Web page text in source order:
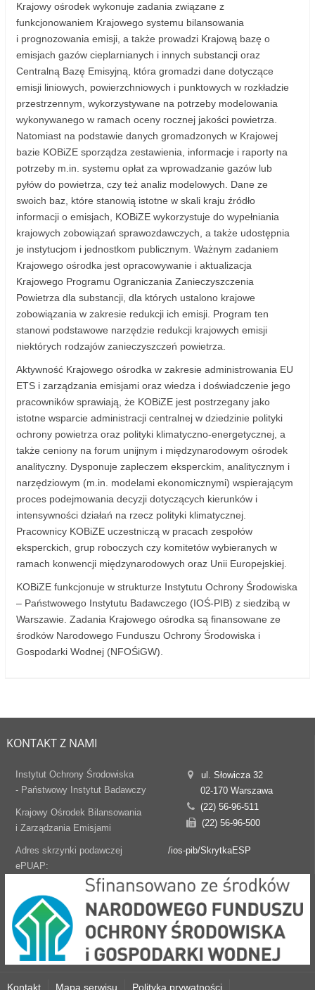
Krajowy ośrodek wykonuje zadania związane z
funkcjonowaniem Krajowego systemu bilansowania
i prognozowania emisji, a także prowadzi Krajową bazę o
emisjach gazów cieplarnianych i innych substancji oraz
Centralną Bazę Emisyjną, która gromadzi dane dotyczące
emisji liniowych, powierzchniowych i punktowych w rozkładzie
przestrzennym, wykorzystywane na potrzeby modelowania
wykonywanego w ramach oceny rocznej jakości powietrza.
Natomiast na podstawie danych gromadzonych w Krajowej
bazie KOBiZE sporządza zestawienia, informacje i raporty na
potrzeby m.in. systemu opłat za wprowadzanie gazów lub
pyłów do powietrza, czy też analiz modelowych. Dane ze
swoich baz, które stanowią istotne w skali kraju źródło
informacji o emisjach, KOBiZE wykorzystuje do wypełniania
krajowych zobowiązań sprawozdawczych, a także udostępnia
je instytucjom i jednostkom publicznym. Ważnym zadaniem
Krajowego ośrodka jest opracowywanie i aktualizacja
Krajowego Programu Ograniczania Zanieczyszczenia
Powietrza dla substancji, dla których ustalono krajowe
zobowiązania w zakresie redukcji ich emisji. Program ten
stanowi podstawowe narzędzie redukcji krajowych emisji
niektórych rodzajów zanieczyszczeń powietrza.
Aktywność Krajowego ośrodka w zakresie administrowania EU
ETS i zarządzania emisjami oraz wiedza i doświadczenie jego
pracowników sprawiają, że KOBiZE jest postrzegany jako
istotne wsparcie administracji centralnej w dziedzinie polityki
ochrony powietrza oraz polityki klimatyczno-energetycznej, a
także ceniony na forum unijnym i międzynarodowym ośrodek
analityczny. Dysponuje zapleczem eksperckim, analitycznym i
narzędziowym (m.in. modelami ekonomicznymi) wspierającym
proces podejmowania decyzji dotyczących kierunków i
intensywności działań na rzecz polityki klimatycznej.
Pracownicy KOBiZE uczestniczą w pracach zespołów
eksperckich, grup roboczych czy komitetów wybieranych w
ramach konwencji międzynarodowych oraz Unii Europejskiej.
KOBiZE funkcjonuje w strukturze Instytutu Ochrony Środowiska
– Państwowego Instytutu Badawczego (IOŚ‑PIB) z siedzibą w
Warszawie. Zadania Krajowego ośrodka są finansowane ze
środków Narodowego Funduszu Ochrony Środowiska i
Gospodarki Wodnej (NFOŚiGW).
KONTAKT Z NAMI
Instytut Ochrony Środowiska
- Państwowy Instytut Badawczy
Krajowy Ośrodek Bilansowania
i Zarządzania Emisjami
ul. Słowicza 32
02-170 Warszawa
(22) 56-96-511
(22) 56-96-500
Adres skrzynki podawczej
ePUAP:
/ios-pib/SkrytkaESP
Kontakt Mapa serwisu Polityka prywatności